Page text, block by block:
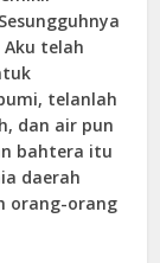
telah
telanlah
dan air pun
bahtera itu
daerah
orang-orang